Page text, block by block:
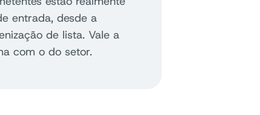
entrada, desde a
de lista. Vale a
com o do setor.